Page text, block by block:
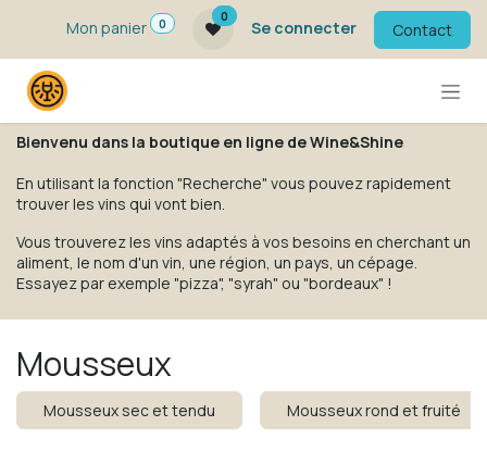
Se rendre au contenu
Mon panier
0
0
Se connecter Contact
Bienvenu dans la boutique en ligne de Wine&Shine
En utilisant la fonction "Recherche" vous pouvez rapidement
trouver les vins qui vont bien.
Vous trouverez les vins adaptés à vos besoins en cherchant un
aliment, le nom d'un vin, une région, un pays, un cépage.
Essayez par exemple "pizza", "syrah" ou "bordeaux" !
Mousseux
Mousseux sec et tendu Mousseux rond et fruité